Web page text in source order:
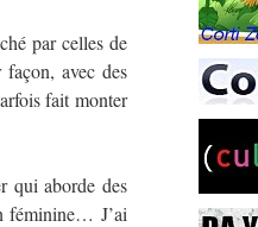
par celles de
avec des
fait monter
qui aborde des
féminine… J’ai